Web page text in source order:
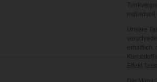
individuell
Unsere
erhältlich,
Effekt